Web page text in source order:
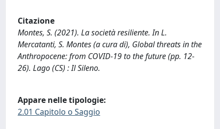
Citazione
Montes, S. (2021). La società resiliente. In L.
Mercatanti, S. Montes (a cura di), Global threats in the
Anthropocene: from COVID-19 to the future (pp. 12-
26). Lago (CS) : Il Sileno.
Appare nelle tipologie:
2.01 Capitolo o Saggio